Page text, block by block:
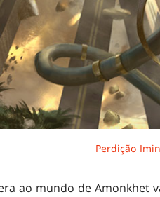
Perdição
ao mundo de Amonkhet